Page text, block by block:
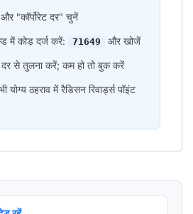
"कॉर्पोरेट दर" चुनें
में कोड दर्ज करें:
71649
और खोजें
से तुलना करें; कम हो तो बुक करें
योग्य ठहराव में रैडिसन रिवार्ड्स पॉइंट